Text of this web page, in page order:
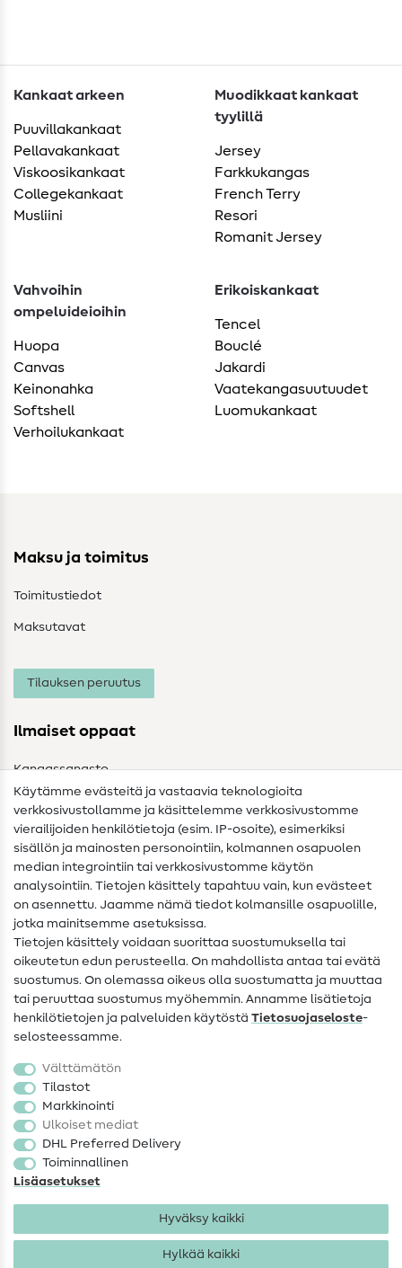
Kankaat arkeen
Puuvillakankaat
Pellavakankaat
Viskoosikankaat
Collegekankaat
Musliini
Muodikkaat kankaat
tyylillä
Jersey
Farkkukangas
French Terry
Resori
Romanit Jersey
Vahvoihin
ompeluideioihin
Huopa
Canvas
Keinonahka
Softshell
Verhoilukankaat
Erikoiskankaat
Tencel
Bouclé
Jakardi
Vaatekangasuutuudet
Luomukankaat
Maksu ja toimitus
Toimitustiedot
Maksutavat
Tilauksen peruutus
Ilmaiset oppaat
Kangassanasto
Ompelusanasto
Ompeluohjeet
Apua ja yhteystiedot
Yhteystiedot
Tietoa omistajanvaihdoksesta
Peruutusoikeus
Suosittu
Kankaat
Ompelutarvikkeet
Ale
Käytämme evästeitä ja vastaavia teknologioita
verkkosivustollamme ja käsittelemme verkkosivustomme
vierailijoiden henkilötietoja (esim. IP-osoite), esimerkiksi
sisällön ja mainosten personointiin, kolmannen osapuolen
median integrointiin tai verkkosivustomme käytön
analysointiin. Tietojen käsittely tapahtuu vain, kun evästeet
on asennettu. Jaamme nämä tiedot kolmansille osapuolille,
jotka mainitsemme asetuksissa.
Tietojen käsittely voidaan suorittaa suostumuksella tai
oikeutetun edun perusteella. On mahdollista antaa tai evätä
suostumus. On olemassa oikeus olla suostumatta ja muuttaa
tai peruuttaa suostumus myöhemmin. Annamme lisätietoja
henkilötietojen ja palveluiden käytöstä Tietosuojaseloste-
selosteessamme.
Välttämätön
Tilastot
Markkinointi
Ulkoiset mediat
DHL Preferred Delivery
Toiminnallinen
Lisäasetukset
Hyväksy kaikki
Hylkää kaikki
Tietosuoja Käyttöehdot